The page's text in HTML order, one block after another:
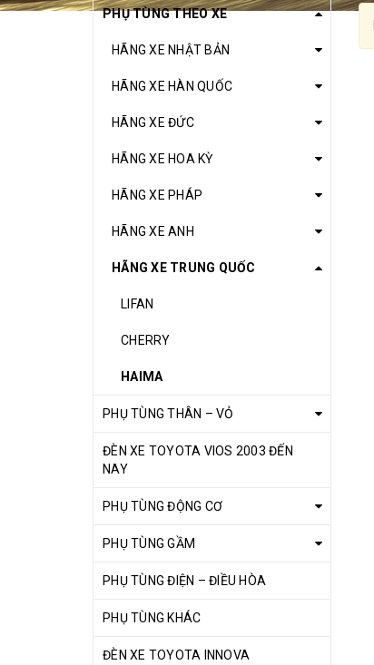
PHỤ TÙNG THEO XE
HÃNG XE NHẬT BẢN
HÃNG XE HÀN QUỐC
HÃNG XE ĐỨC
HÃNG XE HOA KỲ
HÃNG XE PHÁP
HÃNG XE ANH
HÃNG XE TRUNG QUỐC
LIFAN
CHERRY
HAIMA
PHỤ TÙNG THÂN – VỎ
ĐÈN XE TOYOTA VIOS 2003 ĐẾN
NAY
PHỤ TÙNG ĐỘNG CƠ
PHỤ TÙNG GẦM
PHỤ TÙNG ĐIỆN – ĐIỀU HÒA
PHỤ TÙNG KHÁC
ĐÈN XE TOYOTA INNOVA